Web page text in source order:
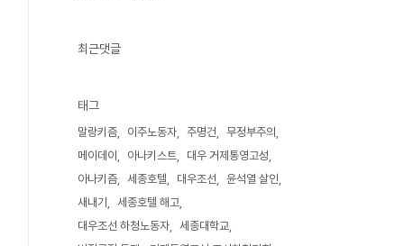
최근댓글
태그
말랑키즘 이주노동자 주명건
무정부주의
메이데이
아나키스트
대우 거제통영고성
아나키즘
세종호텔 대우조선
윤석열 살인
새내기
세종호텔 해고
대우조선 하청노동자
세종대학교